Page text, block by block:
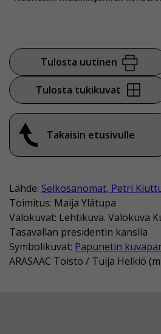
Tulosta uutinen
Tulosta tukikuvat
Takaisin etusivulle
Lähde: Selkosanomat, Petri
Toimitus: Maija Ylätupa
Valokuvat: Lehtikuva. Valokuva
Tasavallan presidentin kanslia
Symbolikuvat: Papunetin
ARASAAC Toisto / Tuija Helkiö